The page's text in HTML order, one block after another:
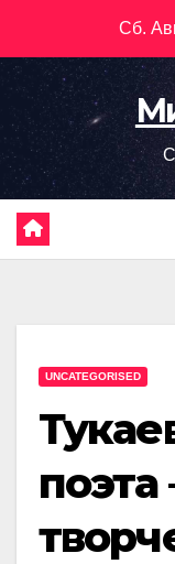
содержимому
Сб.
UNCATEGORISED